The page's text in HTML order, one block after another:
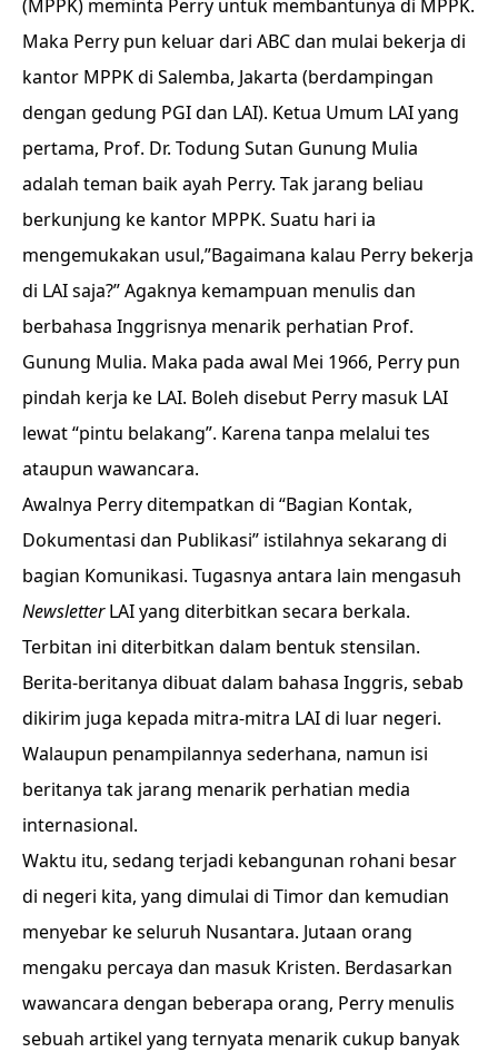
(MPPK) meminta Perry untuk membantunya di MPPK.
Maka Perry pun keluar dari ABC dan mulai bekerja di
kantor MPPK di Salemba, Jakarta (berdampingan
dengan gedung PGI dan LAI). Ketua Umum LAI yang
pertama, Prof. Dr. Todung Sutan Gunung Mulia
adalah teman baik ayah Perry. Tak jarang beliau
berkunjung ke kantor MPPK. Suatu hari ia
mengemukakan usul,”Bagaimana kalau Perry bekerja
di LAI saja?” Agaknya kemampuan menulis dan
berbahasa Inggrisnya menarik perhatian Prof.
Gunung Mulia. Maka pada awal Mei 1966, Perry pun
pindah kerja ke LAI. Boleh disebut Perry masuk LAI
lewat “pintu belakang”. Karena tanpa melalui tes
ataupun wawancara.
Awalnya Perry ditempatkan di “Bagian Kontak,
Dokumentasi dan Publikasi” istilahnya sekarang di
bagian Komunikasi. Tugasnya antara lain mengasuh
NewsletterLAI yang diterbitkan secara berkala.
Terbitan ini diterbitkan dalam bentuk stensilan.
Berita-beritanya dibuat dalam bahasa Inggris, sebab
dikirim juga kepada mitra-mitra LAI di luar negeri.
Walaupun penampilannya sederhana, namun isi
beritanya tak jarang menarik perhatian media
internasional.
Waktu itu, sedang terjadi kebangunan rohani besar
di negeri kita, yang dimulai di Timor dan kemudian
menyebar ke seluruh Nusantara. Jutaan orang
mengaku percaya dan masuk Kristen. Berdasarkan
wawancara dengan beberapa orang, Perry menulis
sebuah artikel yang ternyata menarik cukup banyak